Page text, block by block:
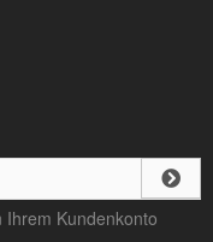
Kundenkonto